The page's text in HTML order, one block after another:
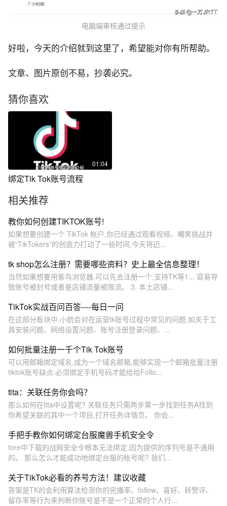
电脑端审核通过提示
好啦，今天的介绍就到这里了，希望能对你有所帮助。
文章、图片原创不易，抄袭必究。
猜你喜欢
01:04
绑定Tik Tok账号流程
相关推荐
教你如何创建TIKTOK账号!
如果想要创建一个 TikTok 帐户,你已经通过观看视频、嘲笑挑战并
被“TikTokers”的创造力打动了一些时间,今天将迈...
tk shop怎么注册？需要哪些资料？史上最全信息整理！
当然如果想要用紫鸟浏览器,可以先去注册一个,支持TK等1... 容易导
致账号被封号或者是店铺流量被限流。 3. 本土店铺...
TikTok实战百问百答----每日一问
在这部分板块中,小航会对在运营tk账号过程中常见的问题,如关于工
具安装问题、网络设置问题、账号注册登录问题、...
如何批量注册一千个Tik Tok账号
可以用邮箱绑定域名,成为一个域名邮箱,能够实现一个邮箱批量注册
tiktok账号缺点:必须绑定手机号码才能给给Follo...
tita：关联任务你会吗？
那么如何在tita中设置呢? 关联任务只需两步第一步找到任务A找到
你希望关联的其中一个项目,打开任务详情页。 你会...
手把手教你如何绑定台服魔兽手机安全令
tore中下载的战网安全令根本无法绑定,因为提供的序列号是不通用
的。 那么怎么才能成功地绑定台服的帐号呢? 我们...
关于TikTok必看的养号方法！建议收藏
答案是TK的会利用算法检测你的完播率、follow、喜好、转赞评、
留存率等行为来判断你账号是不是一个正常的个人行...